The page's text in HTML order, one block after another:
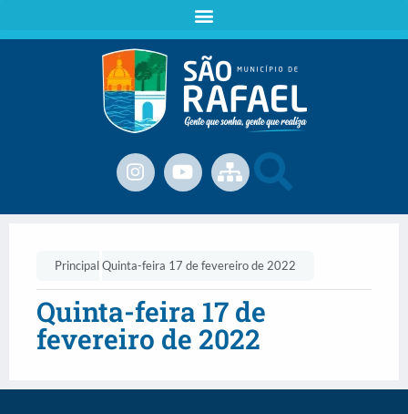
PrincipalQuinta-feira 17 de fevereiro de 2022
Quinta-feira 17 de
fevereiro de 2022